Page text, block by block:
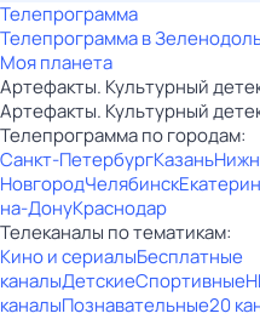
Телепрограмма
Телепрограмма в
Моя планета
Артефакты. Культурный
Артефакты. Культурный
Телепрограмма по городам:
Санкт-ПетербургКазань
НовгородЧелябинск
на-ДонуКраснодар
Телеканалы по тематикам:
Кино и сериалыБесплатные
каналыДетскиеСпортивные
каналыПознавательные20